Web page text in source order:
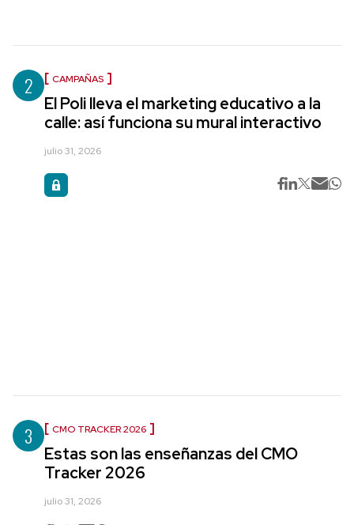
2 CAMPAÑAS
El Poli lleva el marketing educativo a la
calle: así funciona su mural interactivo
julio 31, 2026
3 CMO TRACKER 2026
Estas son las enseñanzas del CMO
Tracker 2026
julio 31, 2026